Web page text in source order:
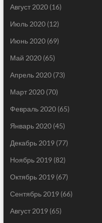
Август 2020(16)
Июль 2020(12)
Июнь 2020(69)
Май 2020(65)
Апрель 2020(73)
Март 2020(70)
Февраль 2020(65)
Январь 2020(45)
Декабрь 2019(77)
Ноябрь 2019(82)
Октябрь 2019(67)
Сентябрь 2019(66)
Август 2019(65)